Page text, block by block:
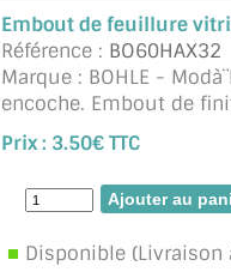
Embout de feuillure
Référence : BO60HAX32
Marque : BOHLE -
encoche. Embout de
verre de 4 à 6mm
Matériau : plastique
aluminium blanc. Supra
Prix : 3.50€ TTC
Disponible (Livraison